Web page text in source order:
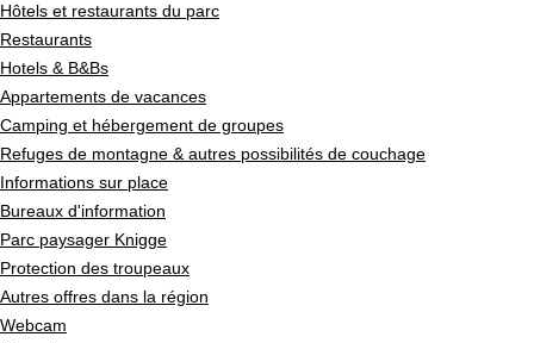
Hôtels et restaurants du parc
Restaurants
Hotels & B&Bs
Appartements de vacances
Camping et hébergement de groupes
Refuges de montagne & autres possibilités de couchage
Informations sur place
Bureaux d'information
Parc paysager Knigge
Protection des troupeaux
Autres offres dans la région
Webcam